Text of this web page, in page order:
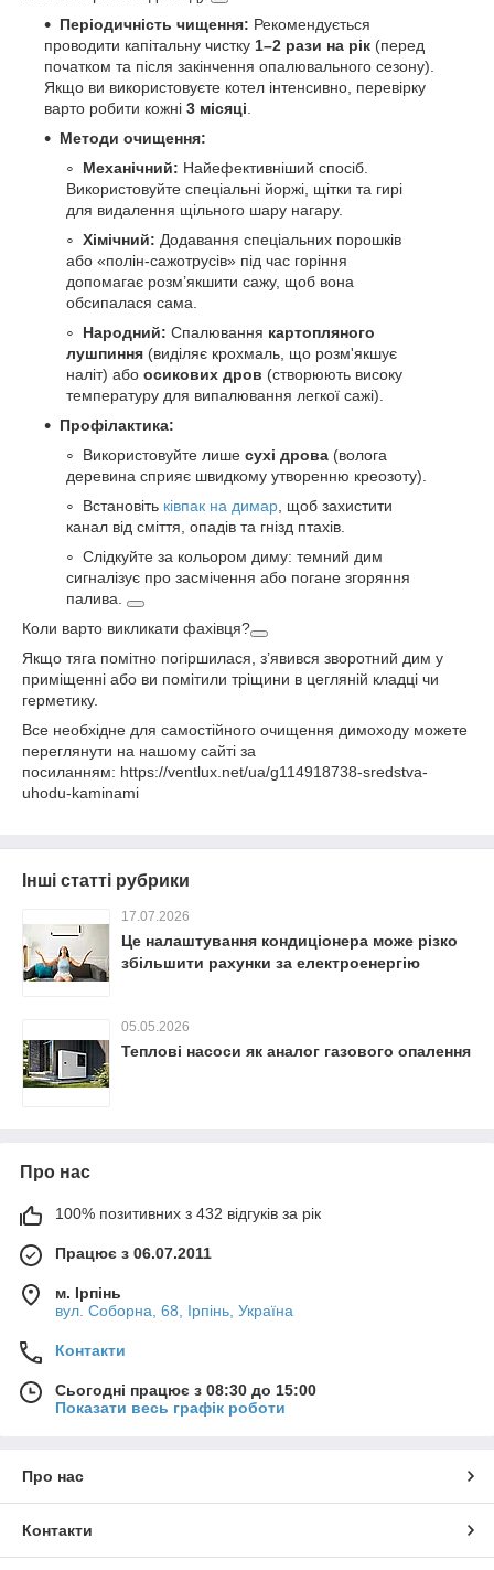
Періодичність чищення: Рекомендується
проводити капітальну чистку 1–2 рази на рік (перед
початком та після закінчення опалювального сезону).
Якщо ви використовуєте котел інтенсивно, перевірку
варто робити кожні 3 місяці
Методи очищення:
Механічний: Найефективніший спосіб.
Використовуйте спеціальні йоржі, щітки та гирі
для видалення щільного шару нагару.
Хімічний: Додавання спеціальних порошків
або «полін-сажотрусів» під час горіння
допомагає розм’якшити сажу, щоб вона
обсипалася сама.
Народний: Спалювання картопляного
лушпиння (виділяє крохмаль, що розм'якшує
наліт) або осикових дров (створюють високу
температуру для випалювання легкої сажі).
Профілактика:
Використовуйте лише сухі дрова (волога
деревина сприяє швидкому утворенню креозоту).
Встановіть ківпак на димар , щоб захистити
канал від сміття, опадів та гнізд птахів.
Слідкуйте за кольором диму: темний дим
сигналізує про засмічення або погане згоряння
палива.
Коли варто викликати фахівця?
Якщо тяга помітно погіршилася, з’явився зворотний дим у
приміщенні або ви помітили тріщини в цегляній кладці чи
герметику.
Все необхідне для самостійного очищення димоходу можете
переглянути на нашому сайті за
посиланням: https://ventlux.net/ua/g114918738-sredstva-
uhodu-kaminami
Інші статті рубрики
17.07.2026
Це налаштування кондиціонера може різко
збільшити рахунки за електроенергію
05.05.2026
Теплові насоси як аналог газового опалення
Про нас
100% позитивних з 432 відгуків за рік
Працює з 06.07.2011
м. Ірпінь
вул. Соборна, 68, Ірпінь, Україна
Контакти
Сьогодні працює з 08:30 до 15:00
Показати весь графік роботи
Про нас
Контакти